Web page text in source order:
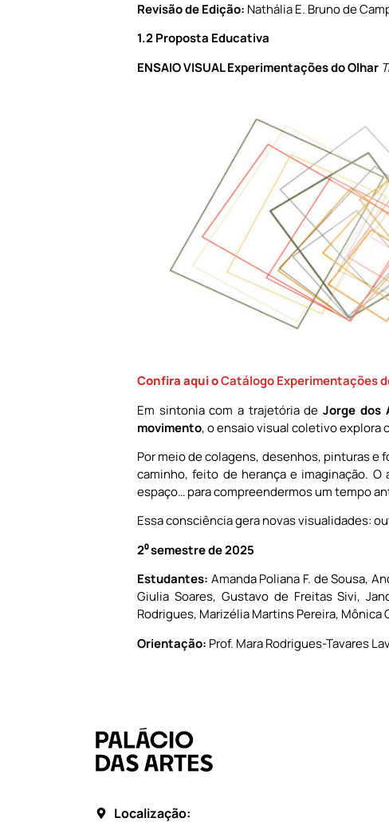
Revisão de Edição: Nathália E. Bruno de
1.2 Proposta Educativa
ENSAIO VISUALExperimentações do Olhar
Confira aqui oCatálogo Experimentações
Em sintonia com a trajetória deJorge dos
movimento, o ensaio visual coletivo explora
Por meio de colagens, desenhos, pinturas e
caminho, feito de herança e imaginação.
espaço… para compreendermos um tempo
Essa consciência gera novas visualidades:
2⁰ semestre de 2025
Estudantes: Amanda Poliana F. de Sousa,
Giulia Soares, Gustavo de Freitas Sivi,
Rodrigues, Marizélia Martins Pereira, Mônica
Orientação: Prof. Mara Rodrigues-Tavares
Localização: